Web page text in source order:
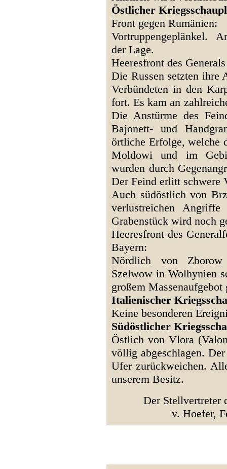
Östlicher
Front gegen Rumänien:
Vortruppengeplänkel.
der Lage.
Heeresfront des
Die Russen setzten ihre
Verbündeten in den
fort. Es kam an
Die Anstürme des
Bajonett- und
örtliche Erfolge, welche
Moldowi und im
wurden durch
Der Feind erlitt schwere
Auch südöstlich von
verlustreichen
Grabenstück wird noch
Heeresfront des
Bayern:
Nördlich von
Szelwow in Wolhynien
großem
Italienischer
Keine besonderen
Südöstlicher
Östlich von Vlora
völlig abgeschlagen.
Ufer zurückweichen.
unserem Besitz.
Der Stellvertreter
v. Hoefer,